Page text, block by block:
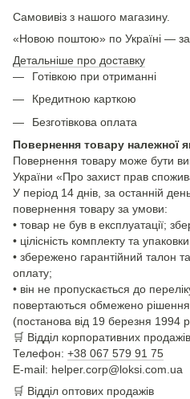
Самовивіз з нашого магазину.
«Новою поштою» по Україні —
Детальніше про доставку
Готівкою при отриманні
Кредитною карткою
Безготівкова оплата
Повернення товару належної
Повернення товару може бути
України «Про захист прав
У період 14 днів, за останній
повернення товару за умови:
• товар не був в експлуатації;
• цілісність комплекту та
• збережено гарантійний талон
оплату;
• він не пропускається до
повертаються обмежено
(постанова від 19 березня 1994
🛒 Відділ корпоративних продажів
Телефон: +38 067 579 91 75
E-mail: helper.corp@loksi.com.ua
🛒 Відділ оптових продажів